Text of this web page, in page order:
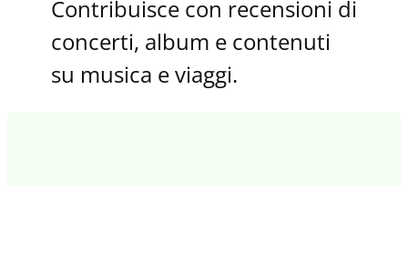
Contribuisce con recensioni di
concerti, album e contenuti
su musica e viaggi.